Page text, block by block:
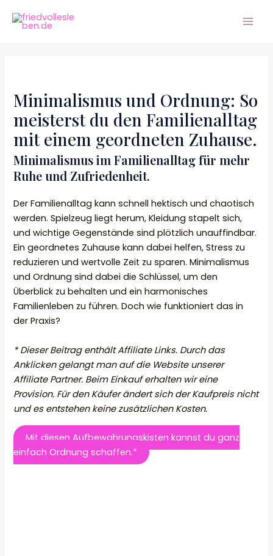
Inhalt
Minimalismus und Ordnung: So
meisterst du den Familienalltag
mit einem geordneten Zuhause.
Minimalismus im Familienalltag für mehr
Ruhe und Zufriedenheit.
Der Familienalltag kann schnell hektisch und chaotisch
werden. Spielzeug liegt herum, Kleidung stapelt sich,
und wichtige Gegenstände sind plötzlich unauffindbar.
Ein geordnetes Zuhause kann dabei helfen, Stress zu
reduzieren und wertvolle Zeit zu sparen. Minimalismus
und Ordnung sind dabei die Schlüssel, um den
Überblick zu behalten und ein harmonisches
Familienleben zu führen. Doch wie funktioniert das in
der Praxis?
* Dieser Beitrag enthält Affiliate Links. Durch das
Anklicken gelangt man auf die Website unserer
Affiliate Partner. Beim Einkauf erhalten wir eine
Provision. Für den Käufer ändert sich der Kaufpreis nicht
und es entstehen keine zusätzlichen Kosten.
Mit diesen Aufbewahrungskisten kannst du ganz
einfach Ordnung schaffen.*